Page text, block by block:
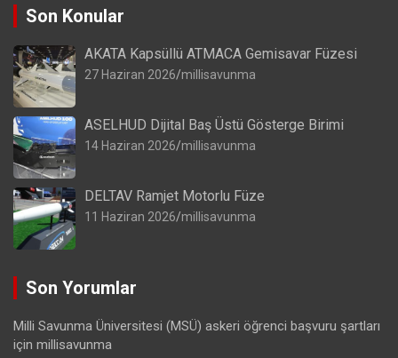
Son Konular
AKATA Kapsüllü ATMACA Gemisavar Füzesi
27 Haziran 2026 millisavunma
ASELHUD Dijital Baş Üstü Gösterge Birimi
14 Haziran 2026 millisavunma
DELTAV Ramjet Motorlu Füze
11 Haziran 2026 millisavunma
Son Yorumlar
Milli Savunma Üniversitesi (MSÜ) askeri öğrenci başvuru şartları
için millisavunma